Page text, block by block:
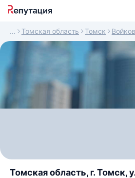
Томская область Томск
Томская область, г. Томск,